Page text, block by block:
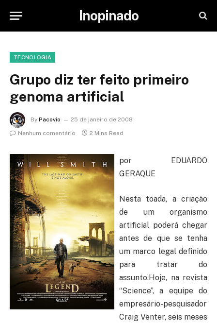
Inopinado
TECNOLOGIA
Grupo diz ter feito primeiro
genoma artificial
By Pacovio
25 de janeiro de 2008
Nenhum comentário
2 Mins Read
por EDUARDO
GERAQUE
Nesta toada, a criação
de um organismo
artificial poderá chegar
antes de que se tenha
um marco legal definido
para tratar do
assunto.Hoje, na revista
“Science”, a equipe do
empresário-pesquisador
Craig Venter, seis meses